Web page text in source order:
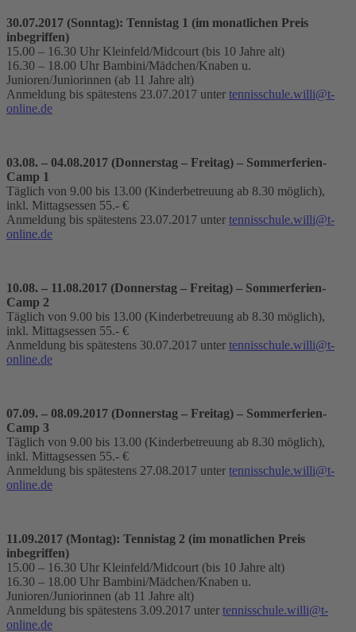
30.07.2017 (Sonntag): Tennistag 1 (im monatlichen Preis
inbegriffen)
15.00 – 16.30 Uhr Kleinfeld/Midcourt (bis 10 Jahre alt)
16.30 – 18.00 Uhr Bambini/Mädchen/Knaben u.
Junioren/Juniorinnen (ab 11 Jahre alt)
Anmeldung bis spätestens 23.07.2017 unter tennisschule.willi@t-
online.de
03.08. – 04.08.2017 (Donnerstag – Freitag) – Sommerferien-
Camp 1
Täglich von 9.00 bis 13.00 (Kinderbetreuung ab 8.30 möglich),
inkl. Mittagsessen 55.- €
Anmeldung bis spätestens 23.07.2017 unter tennisschule.willi@t-
online.de
10.08. – 11.08.2017 (Donnerstag – Freitag) – Sommerferien-
Camp 2
Täglich von 9.00 bis 13.00 (Kinderbetreuung ab 8.30 möglich),
inkl. Mittagsessen 55.- €
Anmeldung bis spätestens 30.07.2017 unter tennisschule.willi@t-
online.de
07.09. – 08.09.2017 (Donnerstag – Freitag) – Sommerferien-
Camp 3
Täglich von 9.00 bis 13.00 (Kinderbetreuung ab 8.30 möglich),
inkl. Mittagsessen 55.- €
Anmeldung bis spätestens 27.08.2017 unter tennisschule.willi@t-
online.de
11.09.2017 (Montag): Tennistag 2 (im monatlichen Preis
inbegriffen)
15.00 – 16.30 Uhr Kleinfeld/Midcourt (bis 10 Jahre alt)
16.30 – 18.00 Uhr Bambini/Mädchen/Knaben u.
Junioren/Juniorinnen (ab 11 Jahre alt)
Anmeldung bis spätestens 3.09.2017 unter tennisschule.willi@t-
online.de